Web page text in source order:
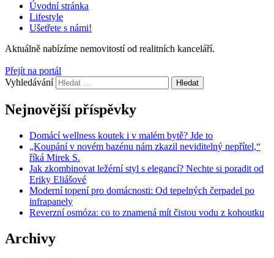
Úvodní stránka
Lifestyle
Ušetřete s námi!
Aktuálně nabízíme nemovitostí od realitních kanceláří.
Přejít na portál
Vyhledávání
Nejnovější příspěvky
Domácí wellness koutek i v malém bytě? Jde to
„Koupání v novém bazénu nám zkazil neviditelný nepřítel,“
říká Mirek S.
Jak zkombinovat ležérní styl s elegancí? Nechte si poradit od
Eriky Eliášové
Moderní topení pro domácnosti: Od tepelných čerpadel po
infrapanely
Reverzní osmóza: co to znamená mít čistou vodu z kohoutku
Archivy